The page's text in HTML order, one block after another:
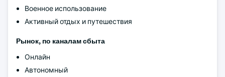
Военное использование
Активный отдых и путешествия
Рынок, по каналам сбыта
Онлайн
Автономный